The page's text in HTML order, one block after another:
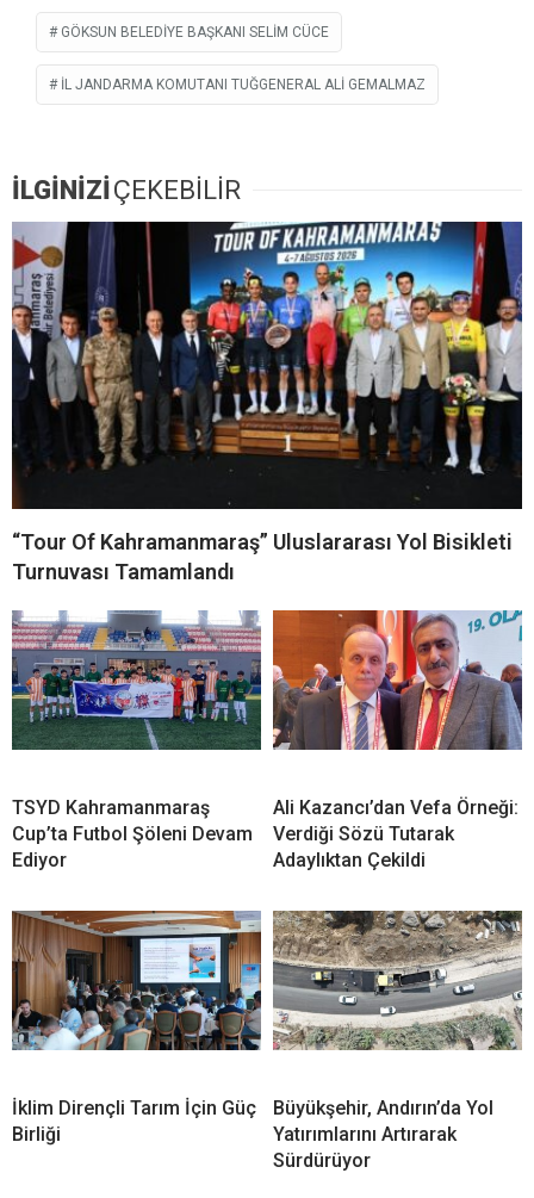
GÖKSUN BELEDIYE BAŞKANI SELIM CÜCE
İL JANDARMA KOMUTANI TUĞGENERAL ALI GEMALMAZ
İLGİNİZİÇEKEBİLİR
“Tour Of Kahramanmaraş” Uluslararası Yol Bisikleti
Turnuvası Tamamlandı
TSYD Kahramanmaraş
Cup’ta Futbol Şöleni Devam
Ediyor
Ali Kazancı’dan Vefa Örneği:
Verdiği Sözü Tutarak
Adaylıktan Çekildi
İklim Dirençli Tarım İçin Güç
Birliği
Büyükşehir, Andırın’da Yol
Yatırımlarını Artırarak
Sürdürüyor